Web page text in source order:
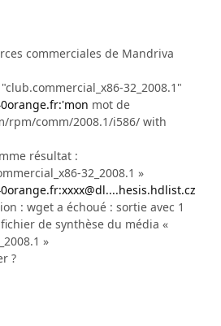
commerciales de Mandriva
32_2008.1"
mot de
rpm/comm/2008.1/i586/ with
résultat :
32_2008.1 »
: wget a échoué : sortie avec 1
de synthèse du média «
»
?